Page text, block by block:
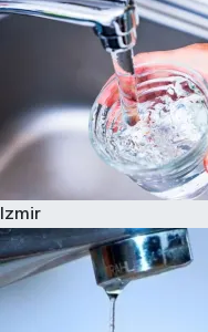
Izmir